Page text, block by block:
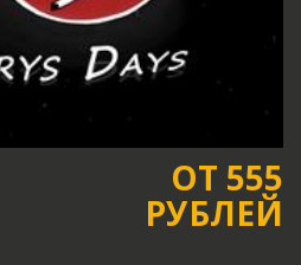
ОТ 555
РУБЛЕЙ